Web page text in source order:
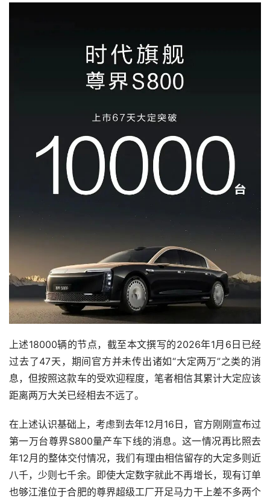
上述18000辆的节点，截至本文撰写的2026年1月6日已经
过去了47天，期间官方并未传出诸如“大定两万”之类的消
息，但按照这款车的受欢迎程度，笔者相信其累计大定应该
距离两万大关已经相去不远了。
在上述认识基础上，考虑到去年12月16日，官方刚刚宣布过
第一万台尊界S800量产车下线的消息。这一情况再比照去
年12月的整体交付情况，我们有理由相信留存的大定多则近
八千，少则七千余。即使大定数字就此不再增长，现有订单
也够江淮位于合肥的尊界超级工厂开足马力干上差不多两个